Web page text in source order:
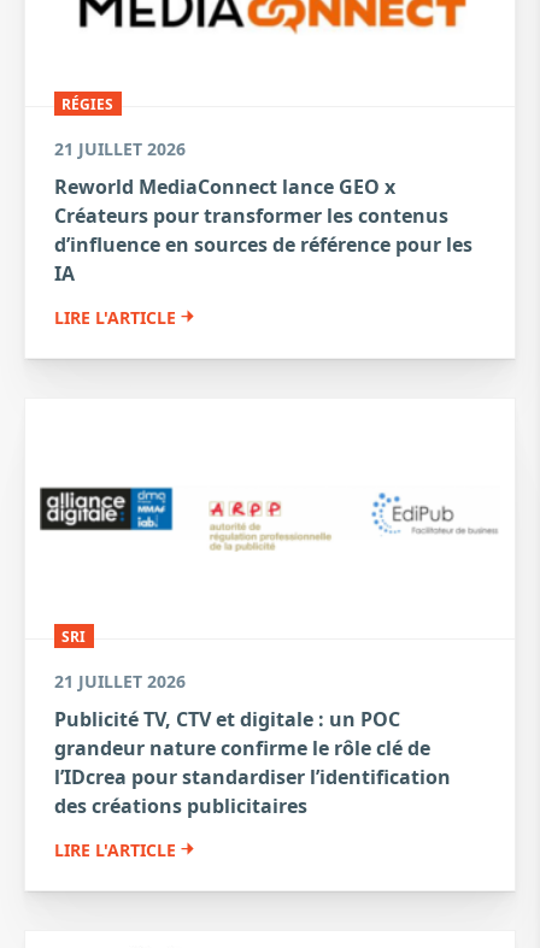
RÉGIES
21 JUILLET 2026
Reworld MediaConnect lance GEO x
Créateurs pour transformer les contenus
d’influence en sources de référence pour les
IA
LIRE L'ARTICLE
SRI
21 JUILLET 2026
Publicité TV, CTV et digitale : un POC
grandeur nature confirme le rôle clé de
l’IDcrea pour standardiser l’identification
des créations publicitaires
LIRE L'ARTICLE